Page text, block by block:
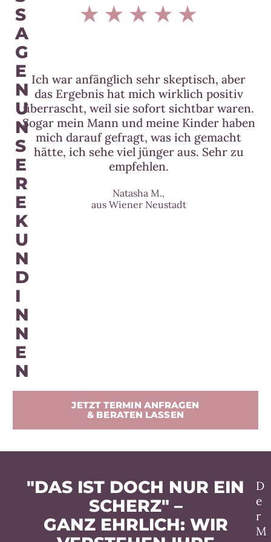
S
A
G
E
N
U
N
S
E
R
E
K
U
N
D
I
N
N
E
N
Ich war anfänglich sehr skeptisch, aber
das Ergebnis hat mich wirklich positiv
überrascht, weil sie sofort sichtbar waren.
Sogar mein Mann und meine Kinder haben
mich darauf gefragt, was ich gemacht
hätte, ich sehe viel jünger aus. Sehr zu
empfehlen.
Natasha M.,
aus Wiener Neustadt
JETZT TERMIN ANFRAGEN
& BERATEN LASSEN
"DAS IST DOCH NUR EIN
SCHERZ" –
GANZ EHRLICH: WIR
D
e
r
M